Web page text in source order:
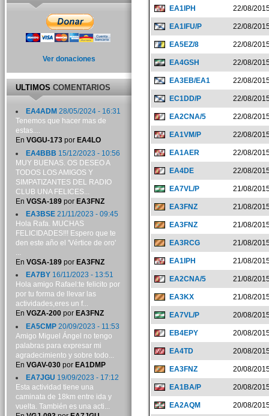
EA1IPH 22/08/
EA1IFU/P 22/08/
EA5EZ/8 22/08/
EA4GSH 22/08/
EA3EB/EA1 22/08/
EC1DD/P 22/08/
EA2CNA/5 22/08/
EA1VM/P 22/08/
EA1AER 22/08/
EA4DE 22/08/
EA7VL/P 21/08/
EA3FNZ 21/08/
EA3FNZ 21/08/
EA3RCG 21/08/
EA1IPH 21/08/
EA2CNA/5 21/08/
EA3KX 21/08/
EA7VL/P 20/08/
EB4EPY 20/08/
EA4TD 20/08/
EA3FNZ 20/08/
EA1BA/P 20/08/
EA2AQM 20/08/
Ver donaciones
ULTIMOSCOMENTARIOS
EA4ADM 28/05/2024 - 16:31
Tenemos que hacer mas de
estas....
En VGGU-173por EA4LO
EA4BBB 15/12/2023 - 10:56
MUY BUENAS. OS DESEO A
TODOS LOS AMIGOS Y
SIMPATIZANTES DEL RADIO
CLUB UNA FELICES...
En VGSA-189por EA3FNZ
EA3BSE21/11/2023 - 09:45
Hola Rafa. MUCHAS
FELICIDADES!!! Espero que te
den este año el 'Vértice de oro'
...
En VGSA-189por EA3FNZ
EA7BY16/11/2023 - 13:51
Hola amigo Rafael:te felicito por
por tu forma de llevar las
actividades,eres un f...
En VGZA-200por EA3FNZ
EA5CMP20/09/2023 - 11:53
Amigo Miguel Ángel no tengo
palabras para expresar mi
agradecimiento y sobre todo...
En VGAV-030por EA1DMP
EA7JGU 19/09/2023 - 17:12
Esta actividad tiene una
caminata de 18km entre ida y
vuelta. También es una acti...